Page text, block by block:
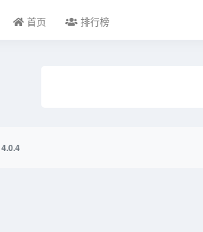
首页 排行榜
4.0.4